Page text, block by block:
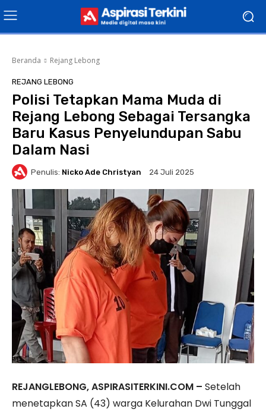
Beranda Rejang Lebong
REJANG LEBONG
Polisi Tetapkan Mama Muda di
Rejang Lebong Sebagai Tersangka
Baru Kasus Penyelundupan Sabu
Dalam Nasi
Penulis: Nicko Ade Christyan 24 Juli 2025
REJANGLEBONG, ASPIRASITERKINI.COM – Setelah
menetapkan SA (43) warga Kelurahan Dwi Tunggal